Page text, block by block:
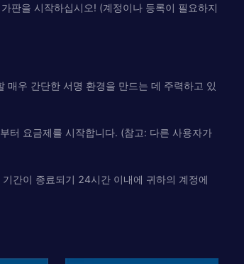
판을 시작하십시오! (계정이나 등록이 필요하지
우 간단한 서명 환경을 만드는 데 주력하고 있
터 요금제를 시작합니다. (참고: 다른 사용자가
간이 종료되기 24시간 이내에 귀하의 계정에